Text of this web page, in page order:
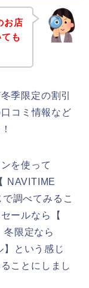
お店
も
季限定の割引
コミ情報など
を使って
NAVITIME
調べてみるこ
ールなら【
限定なら
】という感じ
ことにしまし